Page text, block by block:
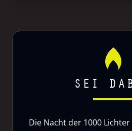
SEI
Die Nacht der 1000